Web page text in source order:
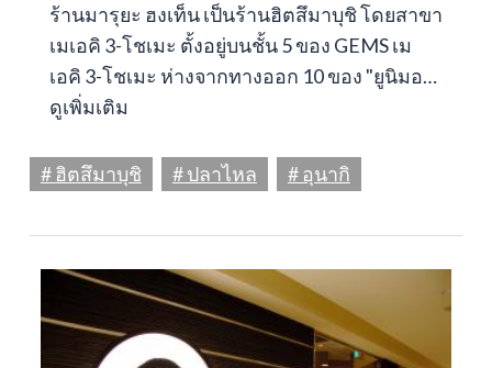
ร้านมารุยะ ฮงเท็น เป็นร้านฮิตสึมาบุชิ โดยสาขา
เมเอคิ 3-โชเมะ ตั้งอยู่บนชั้น 5 ของ GEMS เม
เอคิ 3-โชเมะ ห่างจากทางออก 10 ของ "ยูนิมอ…
ดูเพิ่มเติม
# ฮิตสึมาบุชิ # ปลาไหล # อุนากิ